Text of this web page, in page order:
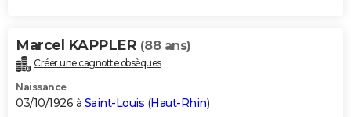
Marcel KAPPLER (88 ans)
Créer une cagnotte obsèques
Naissance
03/10/1926 à Saint-Louis (Haut-Rhin)